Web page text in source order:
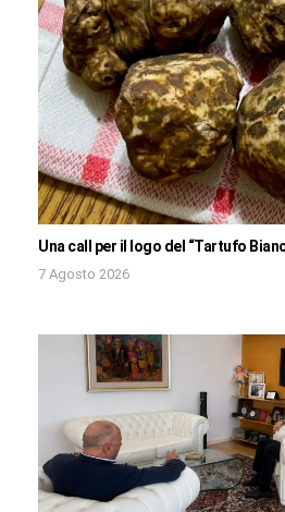
Una call per il logo del “Tartufo
7 Agosto 2026